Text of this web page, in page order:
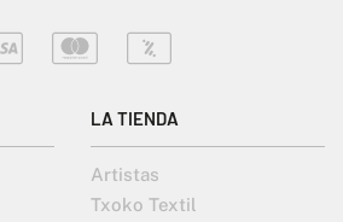
LA TIENDA
Artistas
Txoko Textil